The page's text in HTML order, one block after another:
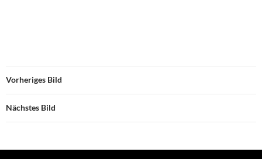
Vorheriges Bild
Nächstes Bild